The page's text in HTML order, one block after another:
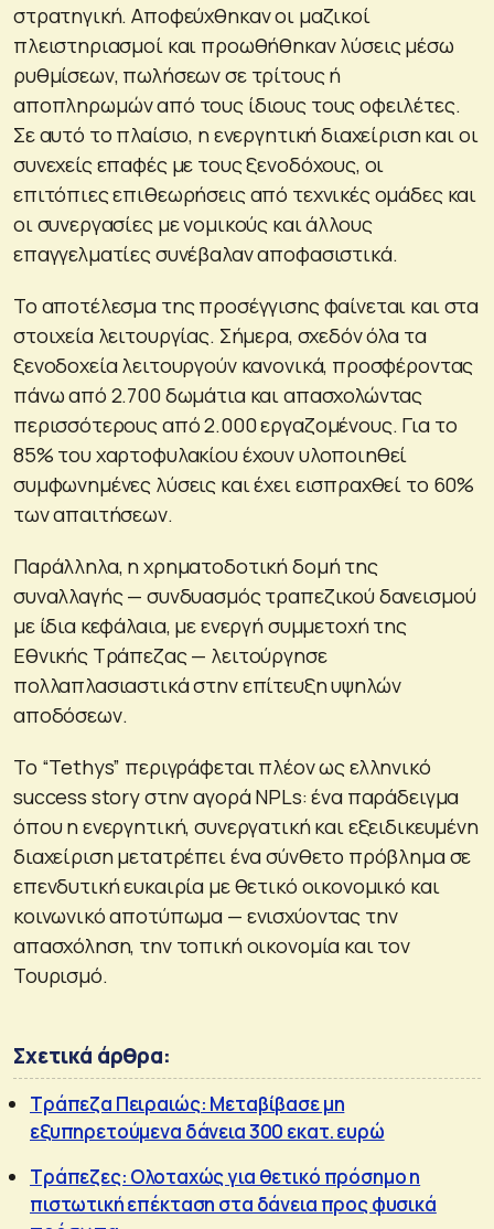
στρατηγική. Αποφεύχθηκαν οι μαζικοί
πλειστηριασμοί και προωθήθηκαν λύσεις μέσω
ρυθμίσεων, πωλήσεων σε τρίτους ή
αποπληρωμών από τους ίδιους τους οφειλέτες.
Σε αυτό το πλαίσιο, η ενεργητική διαχείριση και οι
συνεχείς επαφές με τους ξενοδόχους, οι
επιτόπιες επιθεωρήσεις από τεχνικές ομάδες και
οι συνεργασίες με νομικούς και άλλους
επαγγελματίες συνέβαλαν αποφασιστικά.
Το αποτέλεσμα της προσέγγισης φαίνεται και στα
στοιχεία λειτουργίας. Σήμερα, σχεδόν όλα τα
ξενοδοχεία λειτουργούν κανονικά, προσφέροντας
πάνω από 2.700 δωμάτια και απασχολώντας
περισσότερους από 2.000 εργαζομένους. Για το
85% του χαρτοφυλακίου έχουν υλοποιηθεί
συμφωνημένες λύσεις και έχει εισπραχθεί το 60%
των απαιτήσεων.
Παράλληλα, η χρηματοδοτική δομή της
συναλλαγής — συνδυασμός τραπεζικού δανεισμού
με ίδια κεφάλαια, με ενεργή συμμετοχή της
Εθνικής Τράπεζας — λειτούργησε
πολλαπλασιαστικά στην επίτευξη υψηλών
αποδόσεων.
Το “Tethys” περιγράφεται πλέον ως ελληνικό
success story στην αγορά NPLs: ένα παράδειγμα
όπου η ενεργητική, συνεργατική και εξειδικευμένη
διαχείριση μετατρέπει ένα σύνθετο πρόβλημα σε
επενδυτική ευκαιρία με θετικό οικονομικό και
κοινωνικό αποτύπωμα — ενισχύοντας την
απασχόληση, την τοπική οικονομία και τον
Τουρισμό.
Σχετικά άρθρα:
Τράπεζα Πειραιώς: Μεταβίβασε μη
εξυπηρετούμενα δάνεια 300 εκατ. ευρώ
Τράπεζες: Ολοταχώς για θετικό πρόσημο η
πιστωτική επέκταση στα δάνεια προς φυσικά